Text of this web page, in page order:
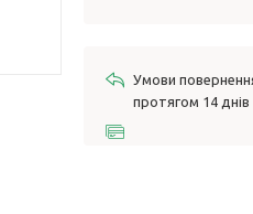
протягом 14 днів